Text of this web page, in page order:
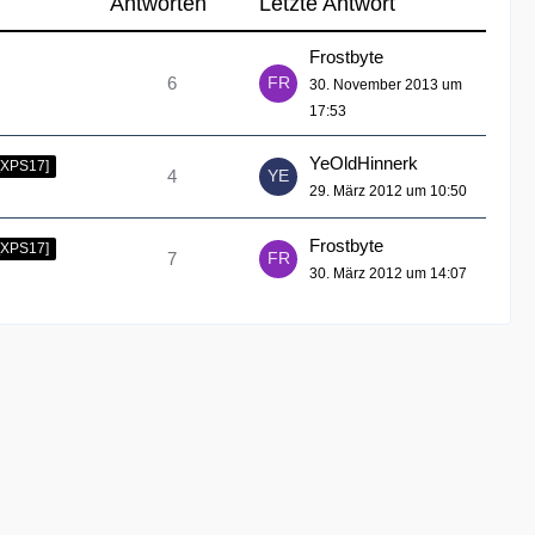
6
Frostbyte
30. November 2013 um
17:53
4
YeOldHinnerk
29. März 2012 um 10:50
7
Frostbyte
30. März 2012 um 14:07